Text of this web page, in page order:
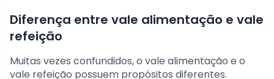
Diferença entre vale alimentação e vale
refeição
Muitas vezes confundidos, o vale alimentação e o
vale refeição possuem propósitos diferentes.